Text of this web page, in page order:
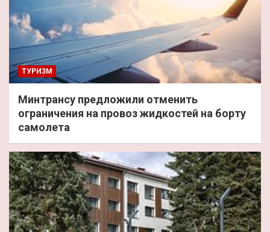
ТУРИЗМ
Минтрансу предложили отменить
ограничения на провоз жидкостей на борту
самолета